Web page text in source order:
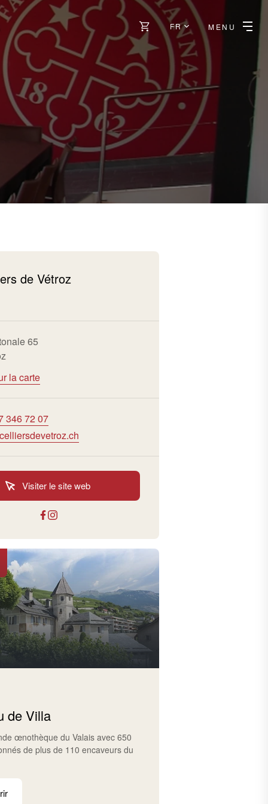
FR MENU
de Vétroz
65
la carte
346 72 07
Visiter le site web
de Villa
œnothèque du Valais avec 650
de plus de 110 encaveurs du